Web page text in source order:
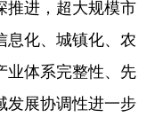
推进，超大规模市
息化、城镇化、农
业体系完整性、先
发展协调性进一步